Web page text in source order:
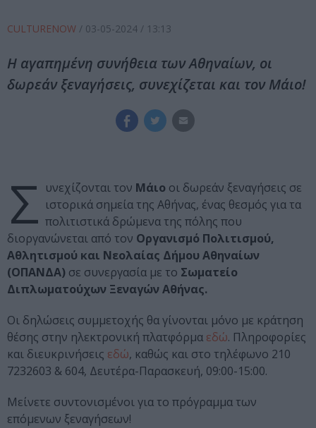
CULTURENOW / 03-05-2024 / 13:13
Η αγαπημένη συνήθεια των Αθηναίων, οι
δωρεάν ξεναγήσεις, συνεχίζεται και τον Μάιο!
Σ υνεχίζονται τον Μάιο οι δωρεάν ξεναγήσεις σε
ιστορικά σημεία της Αθήνας, ένας θεσμός για τα
πολιτιστικά δρώμενα της πόλης που
διοργανώνεται από τον Οργανισμό Πολιτισμού,
Αθλητισμού και Νεολαίας Δήμου Αθηναίων
(ΟΠΑΝΔΑ) σε συνεργασία με το Σωματείο
Διπλωματούχων Ξεναγών Αθήνας.
Οι δηλώσεις συμμετοχής θα γίνονται μόνο με κράτηση
θέσης στην ηλεκτρονική πλατφόρμα εδώ. Πληροφορίες
και διευκρινήσεις εδώ, καθώς και στο τηλέφωνο 210
7232603 & 604, Δευτέρα-Παρασκευή, 09:00-15:00.
Μείνετε συντονισμένοι για το πρόγραμμα των
επόμενων ξεναγήσεων!